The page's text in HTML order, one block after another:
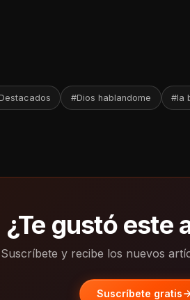
#Dios hablandome #la
¿Te gustó este
Suscríbete y recibe los nuevos
Suscríbete gratis